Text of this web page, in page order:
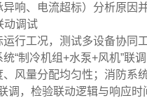
响、电流超标）分析原因并
动调试
运行工况，测试多设备协同
“制冷机组+水泵+风机”联
风量分配均匀性；消防系
调，检验联动逻辑与响应时